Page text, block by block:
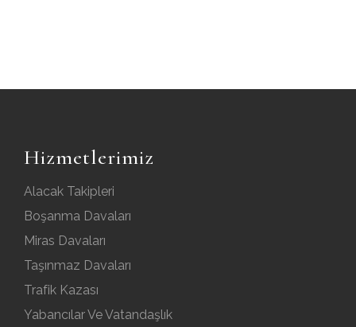
Hizmetlerimiz
Alacak Takipleri
Boşanma Davaları
Miras Davaları
Taşınmaz Davaları
Trafik Kazası
Yabancılar Ve Vatandaşlık